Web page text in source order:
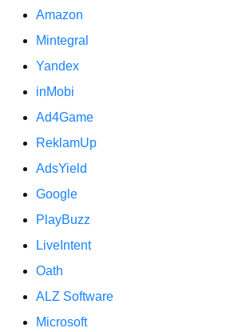
Amazon
Mintegral
Yandex
inMobi
Ad4Game
ReklamUp
AdsYield
Google
PlayBuzz
LiveIntent
Oath
ALZ Software
Microsoft